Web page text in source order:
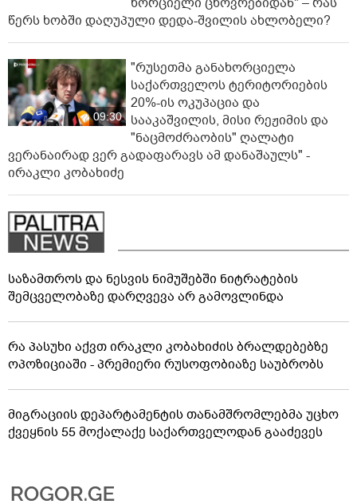
ვრცელდება ფიზიკური
დაპირისპირების კადრები
ბათუმიდან - რა მოხდა
"ლაზარეს გადარჩენისთვის
იბრძოლა, ხელს არ უშვებდა…
ცურვაც იქ ისწავლე, სადაც
დაასრულე ყველაფერი
წერს ხობში დაღუპული დედა-შვილის ახლობელი?
09:30
საქართველოს ტერიტორიების
20%-ის ოკუპაცია და
სააკაშვილის, მისი რეჟიმის და
ვერანაირად ვერ გადაფარავს ამ დანაშაულს" -
ირაკლი კობახიძე